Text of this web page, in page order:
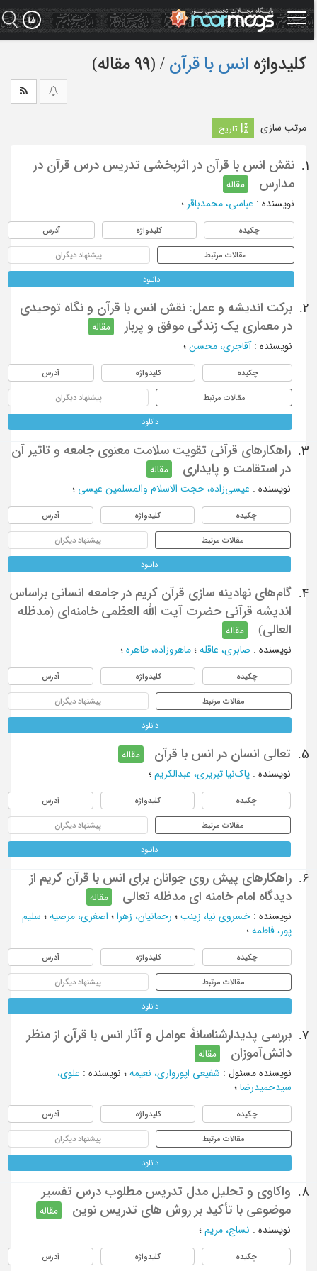
کلیدواژه انس با قرآن ‏/ (99 مقاله)
مرتب سازی تاریخ
1.
نقش انس با قرآن در اثربخشی تدریس درس قرآن در
مدارس
مقاله
نویسنده: عباسی، محمدباقر؛
چکیده کلیدواژه آدرس
مقالات مرتبط پیشنهاد دیگران
دانلود
2.
برکت اندیشه و عمل: نقش انس با قرآن و نگاه توحیدی
در معماری یک زندگی موفق و پربار
مقاله
نویسنده: آقاجری، محسن؛
چکیده کلیدواژه آدرس
مقالات مرتبط پیشنهاد دیگران
دانلود
3.
راهکارهای قرآنی تقویت سلامت معنوی جامعه و تاثیر آن
در استقامت و پایداری
مقاله
نویسنده: عیسی‌زاده، حجت الاسلام والمسلمین عیسی ؛
چکیده کلیدواژه آدرس
مقالات مرتبط پیشنهاد دیگران
دانلود
4.
گام‌های نهادینه سازی قرآن کریم در جامعه انسانی براساس
اندیشه قرآنی حضرت آیت الله العظمی خامنه‌ای (مدظله
العالی)
مقاله
نویسنده: صابری، عاقله؛ ماهروزاده، طاهره؛
چکیده کلیدواژه آدرس
مقالات مرتبط پیشنهاد دیگران
دانلود
5. تعالی انسان در انس با قرآن
مقاله
نویسنده: پاک‌نیا تبریزی، عبدالکریم؛
چکیده کلیدواژه آدرس
مقالات مرتبط پیشنهاد دیگران
دانلود
6.
راهکارهای پیش روی جوانان برای انس با قرآن کریم از
دیدگاه امام خامنه ای مدظله تعالی
مقاله
نویسنده: خسروی نیا، زینب؛ رحمانیان، زهرا ؛ اصغری، مرضیه؛ سلیم
پور، فاطمه؛
چکیده کلیدواژه آدرس
مقالات مرتبط پیشنهاد دیگران
دانلود
7.
بررسی پدیدارشناسانۀ عوامل و آثار انس با قرآن از منظر
دانش‌آموزان
مقاله
نویسنده مسئول : شفیعی اپورواری، نعیمه؛ نویسنده: علوی،
سیدحمیدرضا؛
چکیده کلیدواژه آدرس
مقالات مرتبط پیشنهاد دیگران
دانلود
8.
واکاوی و تحلیل مدل تدریس مطلوب درس تفسیر
موضوعی با تأکید بر روش های تدریس نوین
مقاله
نویسنده: نساج، مریم؛
چکیده کلیدواژه آدرس